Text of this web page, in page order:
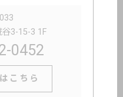
3-15-3 1F
0452
こちら